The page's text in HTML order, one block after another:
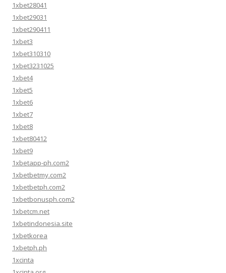
1xbet28041
1xbet29031
1xbet290411
1xbet3
1xbet310310
1xbet3231025
1xbet4
1xbet5
1xbet6
1xbet7
1xbet8
1xbet80412
1xbet9
1xbetapp-ph.com2
1xbetbetmy.com2
1xbetbetph.com2
1xbetbonusph.com2
1xbetcm.net
1xbetindonesia.site
1xbetkorea
1xbetph.ph
1xcinta